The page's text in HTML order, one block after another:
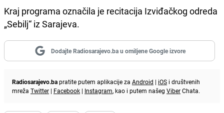
Kraj programa označila je recitacija Izviđačkog odreda
„Sebilj“ iz Sarajeva.
Dodajte Radiosarajevo.ba u omiljene Google izvore
Radiosarajevo.bapratite putem aplikacije za Android | iOS i društvenih
mreža Twitter | Facebook | Instagram, kao i putem našeg ViberChata.